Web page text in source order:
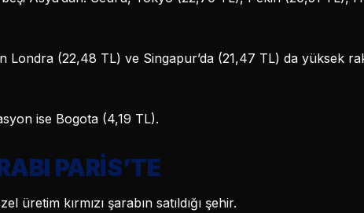
Londra (22,48 TL) ve Singapur’da (21,47 TL) da yüksek
ise Bogota (4,19 TL).
PARİS’TE
kırmızı şarabın satıldığı şehir.